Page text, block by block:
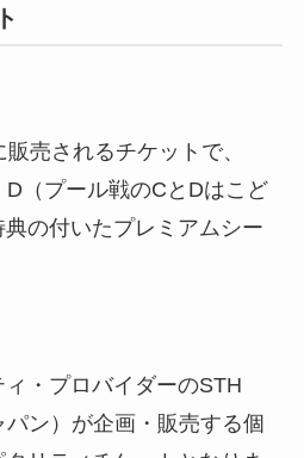
売されるチケットで、
（プール戦のCとDはこど
の付いたプレミアムシー
・プロバイダーのSTH
ン）が企画・販売する個